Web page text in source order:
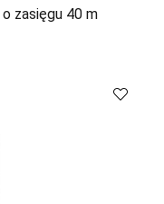
zasięgu 40 m